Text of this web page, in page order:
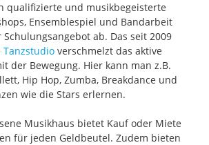
qualifizierte und musikbegeisterte
Ensemblespiel und Bandarbeit
ab. Das seit 2009
Tanzstudio verschmelzt das aktive
der Bewegung. Hier kann man z.B.
Hip Hop, Zumba, Breakdance und
wie die Stars erlernen.
Musikhaus bietet Kauf oder Miete
für jeden Geldbeutel. Zudem bieten